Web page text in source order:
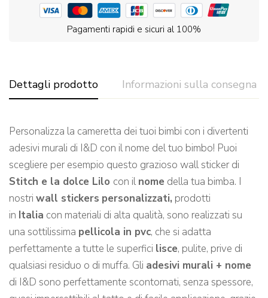
Pagamenti rapidi e sicuri al 100%
Dettagli prodotto Informazioni sulla consegna
Personalizza la cameretta dei tuoi bimbi con i divertenti
adesivi murali di I&D con il nome del tuo bimbo! Puoi
scegliere per esempio questo grazioso wall sticker di
Stitch e la dolce Lilo con ilnome della tua bimba. I
nostri wall stickers personalizzati, prodotti
in Italia con materiali di alta qualità, sono realizzati su
una sottilissima pellicola in pvc, che si adatta
perfettamente a tutte le superfici lisce, pulite, prive di
qualsiasi residuo o di muffa. Gli adesivi murali + nome
di I&D sono perfettamente scontornati, senza spessore,